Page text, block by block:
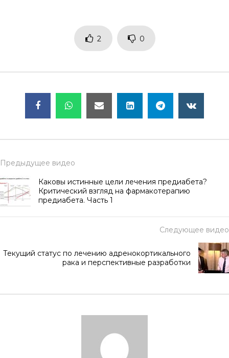
2 0
Предыдущее видео
Каковы истинные цели лечения предиабета?
Критический взгляд на фармакотерапию
предиабета. Часть 1
Следующее видео
Текущий статус по лечению адренокортикального
рака и перспективные разработки